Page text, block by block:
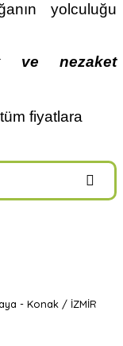
yolculuğu
ve nezaket
fiyatlara
- Konak / İZMİR